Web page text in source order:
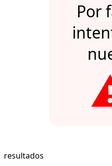
Por
resultados